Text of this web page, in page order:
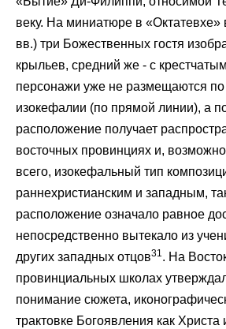
веку. На миниатюре в «Октатевхе»
вв.) три Божественных гостя
крыльев, средний же - с
персонажи уже не размещаются
изокефалии (по прямой линии), а
расположение получает
восточных провинциях и,
всего, изокефальный тип
раннехристианским и западным,
расположение означало равное
непосредственно вытекало из
других западных отцов31. На
провинциальных школах
понимание сюжета,
трактовке Богоявления как Христа